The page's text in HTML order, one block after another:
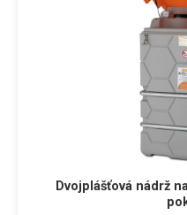
Dvojplášťová nádrž